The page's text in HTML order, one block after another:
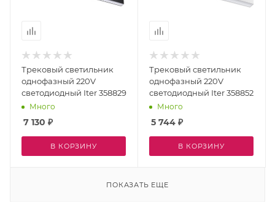
Трековый светильник
однофазный 220V
светодиодный Iter 358829
Много
7 130 ₽
В КОРЗИНУ
Трековый светильник
однофазный 220V
светодиодный Iter 358852
Много
5 744 ₽
В КОРЗИНУ
ПОКАЗАТЬ ЕЩЕ